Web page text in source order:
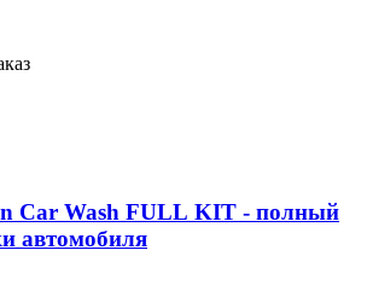
Car Wash FULL KIT - полный
автомобиля